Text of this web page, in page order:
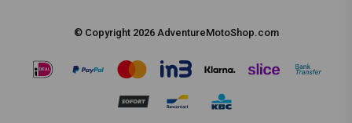
© Copyright 2026 AdventureMotoShop.com